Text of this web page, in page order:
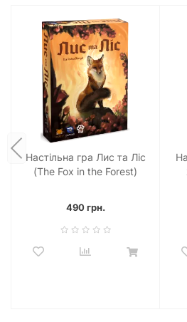
Настільна гра Лис та Ліс
(The Fox in the Forest)
490 грн.